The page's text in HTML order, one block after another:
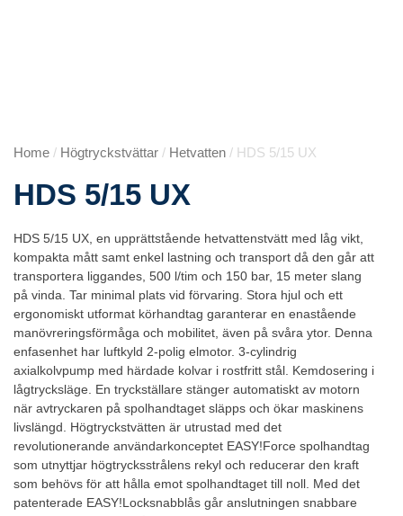
Home / Högtryckstvättar / Hetvatten / HDS 5/15 UX
HDS 5/15 UX
HDS 5/15 UX, en upprättstående hetvattenstvätt med låg vikt,
kompakta mått samt enkel lastning och transport då den går att
transportera liggandes, 500 l/tim och 150 bar, 15 meter slang
på vinda. Tar minimal plats vid förvaring. Stora hjul och ett
ergonomiskt utformat körhandtag garanterar en enastående
manövreringsförmåga och mobilitet, även på svåra ytor. Denna
enfasenhet har luftkyld 2-polig elmotor. 3-cylindrig
axialkolvpump med härdade kolvar i rostfritt stål. Kemdosering i
lågtrycksläge. En tryckställare stänger automatiskt av motorn
när avtryckaren på spolhandtaget släpps och ökar maskinens
livslängd. Högtryckstvätten är utrustad med det
revolutionerande användarkonceptet EASY!Force spolhandtag
som utnyttjar högtrycksstrålens rekyl och reducerar den kraft
som behövs för att hålla emot spolhandtaget till noll. Med det
patenterade EASY!Locksnabblås går anslutningen snabbare